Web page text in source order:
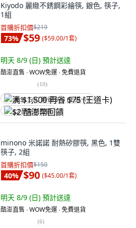
Kiyodo 麗緻不銹鋼彩繪筷, 銀色, 筷子,
1組
首購折扣價$219
73% $59 ($59.00/1套)
明天 8/9 (日) 預計送達
酷澎直售 ∙ WOW免運 ∙ 免費退貨
(10)
满 $1,500 再省 $75 (王道卡)
$2 酷澎幣回饋
minono 米諾諾 耐熱矽膠筷, 黑色, 1雙
筷子, 2組
首購折扣價$150
40% $90 ($45.00/1套)
明天 8/9 (日) 預計送達
酷澎直售 ∙ WOW免運 ∙ 免費退貨
(6)